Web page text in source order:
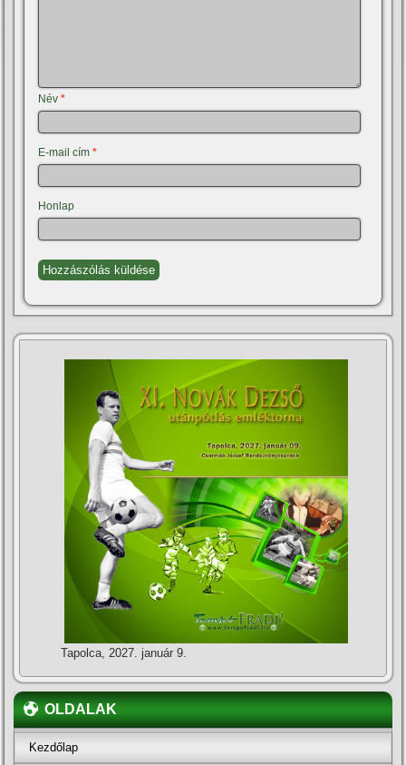
Név*
E-mail cím*
Honlap
Tapolca, 2027. január 9.
OLDALAK
Kezdőlap